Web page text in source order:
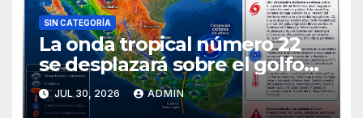
SIN CATEGORÍA
La onda tropical número 22
se desplazará sobre el golfo
de Tehuantepec y el sur del
país
JUL 30, 2026 ADMIN